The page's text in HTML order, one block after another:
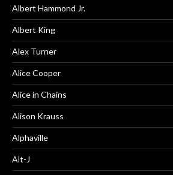
Albert Hammond Jr.
Albert King
Alex Turner
Alice Cooper
Alice in Chains
Alison Krauss
Alphaville
Alt-J